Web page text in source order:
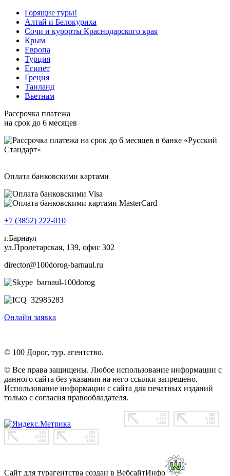
Горящие туры!
Алтай и Белокуриха
Сочи и курорты Краснодарского края
Крым
Европа
Турция
Египет
Греция
Таиланд
Вьетнам
Рассрочка платежа
на срок до 6 месяцев
Оплата банковскими картами
+7 (3852) 222-010
г.Барнаул
ул.Пролетарская, 139, офис 302
director@100dorog-barnaul.ru
barnaul-100dorog
32985283
Онлайн заявка
© 100 Дорог, тур. агентство.
© Все права защищены. Любое использование информации с
данного сайта без указания на него ссылки запрещено.
Использование информации с сайта для печатных изданий
только с согласия правообладателя.
Сайт для турагентства создан в ВебсайтИнфо